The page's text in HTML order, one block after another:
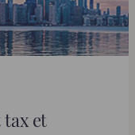
taxet